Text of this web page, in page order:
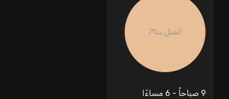
اتصل بنا
9 صباحاُ - 6 مساءًا